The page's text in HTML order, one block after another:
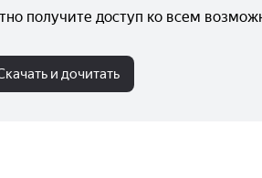
получите доступ ко всем
и дочитать